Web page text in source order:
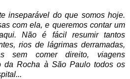
inseparável do que somos hoje.
com ela, e queremos contar um
Não é fácil resumir tantos
rios de lágrimas derramadas,
sem comer direito, viagens
da Rocha à São Paulo todos os